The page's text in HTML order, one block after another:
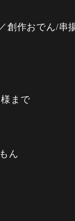
作おでん/串
まで
ん